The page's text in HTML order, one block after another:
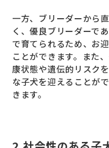
一方、ブリーダーから
く、優良ブリーダーで
で育てられるため、お
ことができます。また
康状態や遺伝的リスク
な子犬を迎えることが
きます。